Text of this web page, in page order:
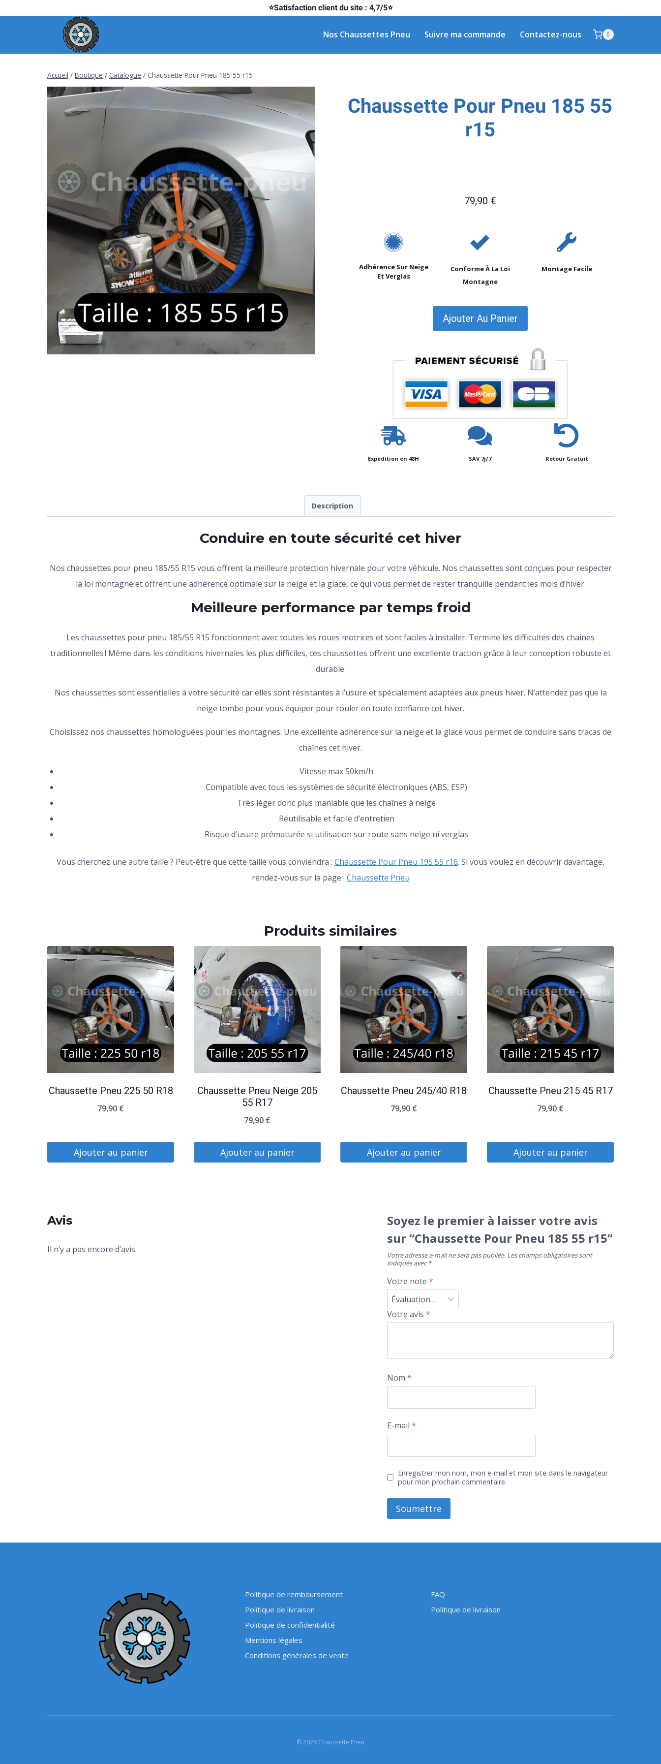
⭐Satisfaction client du site : 4,7/5⭐
Nos Chaussettes Pneu Suivre ma commande Contactez-nous 0
Accueil / Boutique / Catalogue / Chaussette Pour Pneu 185 55 r15
Chaussette Pour Pneu 185 55
r15
79,90 €
Adhérence Sur Neige
Et Verglas
Conforme À La Loi
Montagne
Montage Facile
Ajouter Au Panier
Expédition en 48H SAV 7j/7 Retour Gratuit
Description
Conduire en toute sécurité cet hiver
Nos chaussettes pour pneu 185/55 R15 vous offrent la meilleure protection hivernale pour votre véhicule. Nos chaussettes sont conçues pour respecter
la loi montagne et offrent une adhérence optimale sur la neige et la glace, ce qui vous permet de rester tranquille pendant les mois d’hiver.
Meilleure performance par temps froid
Les chaussettes pour pneu 185/55 R15 fonctionnent avec toutes les roues motrices et sont faciles à installer. Termine les difficultés des chaînes
traditionnelles ! Même dans les conditions hivernales les plus difficiles, ces chaussettes offrent une excellente traction grâce à leur conception robuste et
durable.
Nos chaussettes sont essentielles à votre sécurité car elles sont résistantes à l’usure et spécialement adaptées aux pneus hiver. N’attendez pas que la
neige tombe pour vous équiper pour rouler en toute confiance cet hiver.
Choisissez nos chaussettes homologuées pour les montagnes. Une excellente adhérence sur la neige et la glace vous permet de conduire sans tracas de
chaînes cet hiver.
Vitesse max 50km/h
Compatible avec tous les systèmes de sécurité électroniques (ABS, ESP)
Très léger donc plus maniable que les chaînes à neige
Réutilisable et facile d’entretien
Risque d’usure prématurée si utilisation sur route sans neige ni verglas
Vous cherchez une autre taille ? Peut-être que cette taille vous conviendra : Chaussette Pour Pneu 195 55 r16. Si vous voulez en découvrir davantage,
rendez-vous sur la page : Chaussette Pneu
Produits similaires
Chaussette Pneu 225 50 R18
79,90 €
Ajouter au panier
Chaussette Pneu Neige 205
55 R17
79,90 €
Ajouter au panier
Chaussette Pneu 245/40 R18
79,90 €
Ajouter au panier
Chaussette Pneu 215 45 R17
79,90 €
Ajouter au panier
Avis
Il n’y a pas encore d’avis.
Soyez le premier à laisser votre avis
sur “Chaussette Pour Pneu 185 55 r15”
Votre adresse e-mail ne sera pas publiée. Les champs obligatoires sont
indiqués avec*
Votre note*
Votre avis*
Nom*
E-mail*
Enregistrer mon nom, mon e-mail et mon site dans le navigateur
pour mon prochain commentaire.
Politique de remboursement
Politique de livraison
Politique de confidentialité
Mentions légales
Conditions générales de vente
FAQ
Politique de livraison
© 2026 Chaussette Pneu